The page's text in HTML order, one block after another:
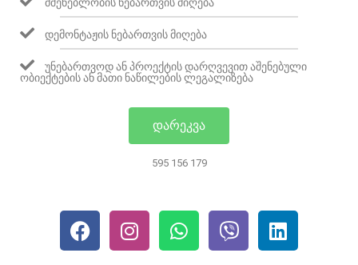
ᲓᲔᲛᲝᲜᲢᲐᲟᲘᲡ ᲜᲔᲑᲐᲠᲗᲕᲘᲡ ᲛᲘᲦᲔᲑᲐ
ᲣᲜᲔᲑᲐᲠᲗᲕᲝᲓ ᲐᲜ ᲞᲠᲝᲔᲥᲢᲘᲡ ᲓᲐᲠᲦᲕᲔᲕᲘᲗ ᲐᲨᲔᲜᲔᲑᲣᲚᲘ
ᲝᲑᲘᲔᲥᲢᲔᲑᲘᲡ ᲐᲜ ᲛᲐᲗᲘ ᲜᲐᲬᲘᲚᲔᲑᲘᲡ ᲚᲔᲒᲐᲚᲘᲖᲔᲑᲐ
ᲓᲐᲠᲔᲙᲕᲐ
595 156 179